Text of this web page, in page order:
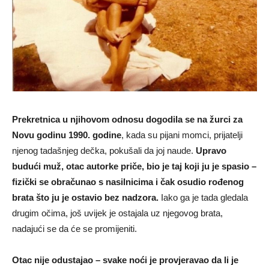
Prekretnica u njihovom odnosu dogodila se na žurci za
Novu godinu 1990. godine, kada su pijani momci, prijatelji
njenog tadašnjeg dečka, pokušali da joj naude. Upravo
budući muž, otac autorke priče, bio je taj koji ju je spasio –
fizički se obračunao s nasilnicima i čak osudio rođenog
brata što ju je ostavio bez nadzora. Iako ga je tada gledala
drugim očima, još uvijek je ostajala uz njegovog brata,
nadajući se da će se promijeniti.
Otac nije odustajao – svake noći je provjeravao da li je